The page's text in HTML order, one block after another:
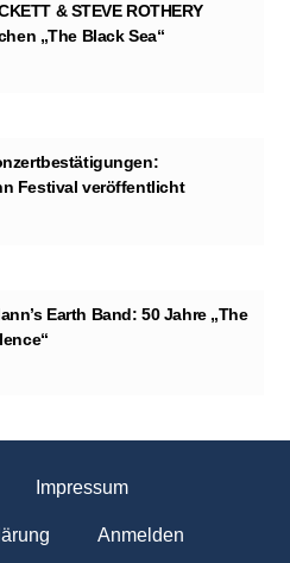
& STEVE ROTHERY
„The Black Sea“
Festival veröffentlicht
Earth Band: 50 Jahre „The
Impressum
Anmelden